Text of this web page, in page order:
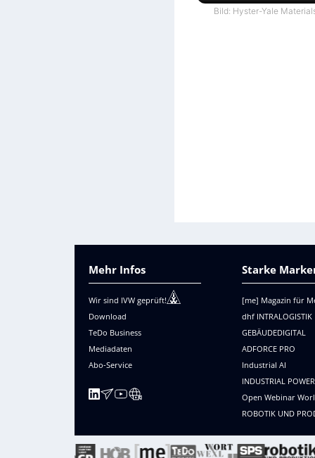
Bild: Hyster-Yale
Mehr Infos
Wir sind IVW geprüft!
Download
TeDo Business
Mediadaten
Abo-Service
Starke
[me] Magazin für
dhf INTRALOGISTIK
GEBÄUDEDIGITAL
ADFORCE PRO
Industrial AI
INDUSTRIAL POWER
Open Webinar
ROBOTIK UND